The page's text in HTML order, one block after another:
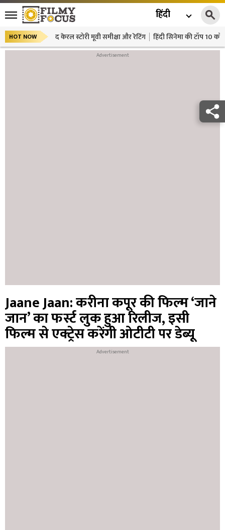
हिंदी
HOT NOW द केरल स्टोरी मूवी समीक्षा और रेटिंग हिंदी सिनेमा की टॉप 10
Jaane Jaan: करीना कपूर की फिल्म ‘जाने
जान’ का फर्स्ट लुक हुआ रिलीज, इसी
फिल्म से एक्ट्रेस करेंगी ओटीटी पर डेब्यू